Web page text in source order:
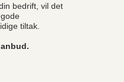
bedrift, vil det
tiltak.